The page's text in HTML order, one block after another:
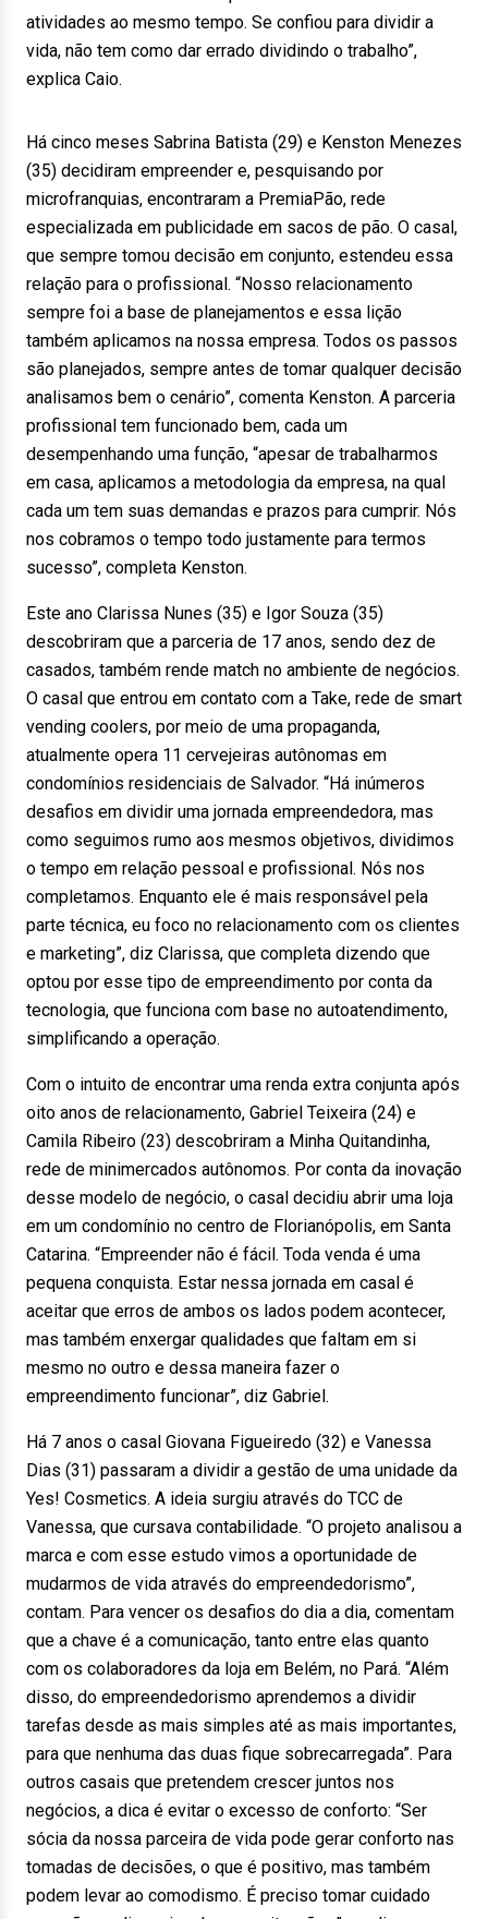
atividades ao mesmo tempo. Se confiou para dividir a
vida, não tem como dar errado dividindo o trabalho”,
explica Caio.
Há cinco meses Sabrina Batista (29) e Kenston Menezes
(35) decidiram empreender e, pesquisando por
microfranquias, encontraram a PremiaPão, rede
especializada em publicidade em sacos de pão. O casal,
que sempre tomou decisão em conjunto, estendeu essa
relação para o profissional. “Nosso relacionamento
sempre foi a base de planejamentos e essa lição
também aplicamos na nossa empresa. Todos os passos
são planejados, sempre antes de tomar qualquer decisão
analisamos bem o cenário”, comenta Kenston. A parceria
profissional tem funcionado bem, cada um
desempenhando uma função, “apesar de trabalharmos
em casa, aplicamos a metodologia da empresa, na qual
cada um tem suas demandas e prazos para cumprir. Nós
nos cobramos o tempo todo justamente para termos
sucesso”, completa Kenston.
Este ano Clarissa Nunes (35) e Igor Souza (35)
descobriram que a parceria de 17 anos, sendo dez de
casados, também rende match no ambiente de negócios.
O casal que entrou em contato com a Take, rede de smart
vending coolers, por meio de uma propaganda,
atualmente opera 11 cervejeiras autônomas em
condomínios residenciais de Salvador. “Há inúmeros
desafios em dividir uma jornada empreendedora, mas
como seguimos rumo aos mesmos objetivos, dividimos
o tempo em relação pessoal e profissional. Nós nos
completamos. Enquanto ele é mais responsável pela
parte técnica, eu foco no relacionamento com os clientes
e marketing”, diz Clarissa, que completa dizendo que
optou por esse tipo de empreendimento por conta da
tecnologia, que funciona com base no autoatendimento,
simplificando a operação.
Com o intuito de encontrar uma renda extra conjunta após
oito anos de relacionamento, Gabriel Teixeira (24) e
Camila Ribeiro (23) descobriram a Minha Quitandinha,
rede de minimercados autônomos. Por conta da inovação
desse modelo de negócio, o casal decidiu abrir uma loja
em um condomínio no centro de Florianópolis, em Santa
Catarina. “Empreender não é fácil. Toda venda é uma
pequena conquista. Estar nessa jornada em casal é
aceitar que erros de ambos os lados podem acontecer,
mas também enxergar qualidades que faltam em si
mesmo no outro e dessa maneira fazer o
empreendimento funcionar”, diz Gabriel.
Há 7 anos o casal Giovana Figueiredo (32) e Vanessa
Dias (31) passaram a dividir a gestão de uma unidade da
Yes! Cosmetics. A ideia surgiu através do TCC de
Vanessa, que cursava contabilidade. “O projeto analisou a
marca e com esse estudo vimos a oportunidade de
mudarmos de vida através do empreendedorismo”,
contam. Para vencer os desafios do dia a dia, comentam
que a chave é a comunicação, tanto entre elas quanto
com os colaboradores da loja em Belém, no Pará. “Além
disso, do empreendedorismo aprendemos a dividir
tarefas desde as mais simples até as mais importantes,
para que nenhuma das duas fique sobrecarregada”. Para
outros casais que pretendem crescer juntos nos
negócios, a dica é evitar o excesso de conforto: “Ser
sócia da nossa parceira de vida pode gerar conforto nas
tomadas de decisões, o que é positivo, mas também
podem levar ao comodismo. É preciso tomar cuidado